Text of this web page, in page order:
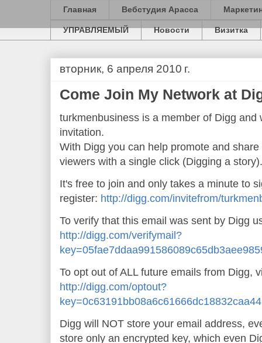
Главная Вебстудия Арасса
УПРАВЛЯЕМЫЙ Новости Визитка
вторник, 6 апреля 2010 г.
Come Join My Network at
turkmenbusiness is a member of Digg and
invitation.
With Digg you can help promote and
viewers with a single click (Digging a story).
It's free to join and only takes a minute to
register: http://digg.com/invitefrom/
To verify that this email was sent by Digg
http://digg.com/verifymail?
To opt out of ALL future emails from Digg,
http://digg.com/optout?
Digg will NOT store your email address,
store only an encrypted key, which even